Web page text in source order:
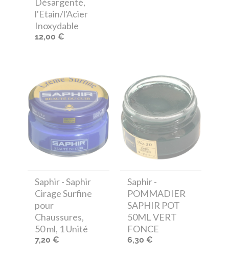
l'Etain/l'Acier
Inoxydable
12,00 €
Saphir- Saphir
Cirage Surfine
pour
Chaussures,
50 ml, 1 Unité
7,20 €
Saphir-
POMMADIER
SAPHIR POT
50ML VERT
FONCE
6,30 €